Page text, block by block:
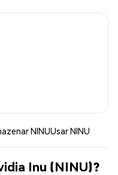
NINUUsar NINU
Inu (NINU)?